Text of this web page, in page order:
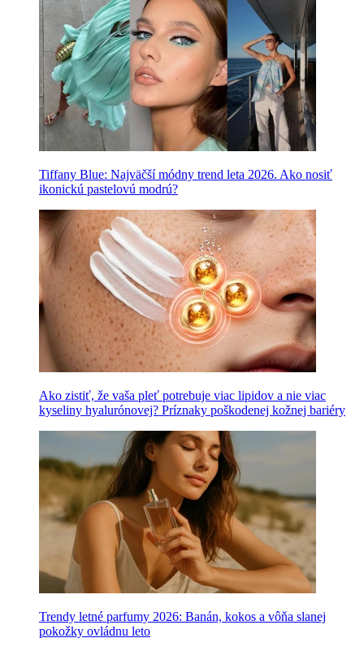
Tiffany Blue: Najväčší módny trend leta 2026. Ako nosiť
ikonickú pastelovú modrú?
Ako zistiť, že vaša pleť potrebuje viac lipidov a nie viac
kyseliny hyalurónovej? Príznaky poškodenej kožnej bariéry
Trendy letné parfumy 2026: Banán, kokos a vôňa slanej
pokožky ovládnu leto